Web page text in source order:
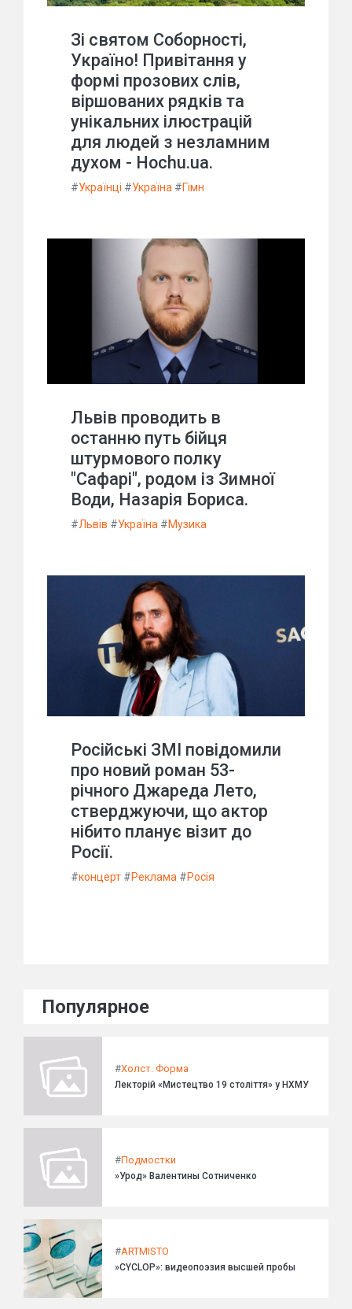
Зі святом Соборності,
Україно! Привітання у
формі прозових слів,
віршованих рядків та
унікальних ілюстрацій
для людей з незламним
духом - Hochu.ua.
#Українці #Україна #Гімн
Львів проводить в
останню путь бійця
штурмового полку
"Сафарі", родом із Зимної
Води, Назарія Бориса.
#Львів #Україна #Музика
Російські ЗМІ повідомили
про новий роман 53-
річного Джареда Лето,
стверджуючи, що актор
нібито планує візит до
Росії.
#концерт #Реклама #Росія
Популярное
#Холст. Форма
Лекторій «Мистецтво 19 століття» у НХМУ
#Подмостки
»Урод» Валентины Сотниченко
#ARTMISTO
»CYCLOP»: видеопоэзия высшей пробы